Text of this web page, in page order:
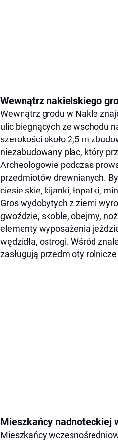
Wewnątrz nakielskiego
Wewnątrz grodu w Nakle
ulic biegnących ze wschodu
szerokości około 2,5 m
niezabudowany plac, który
Archeologowie podczas
przedmiotów drewnianych.
ciesielskie, kijanki, łopatki,
Gros wydobytych z ziemi
gwoździe, skoble, obejmy,
elementy wyposażenia
wędzidła, ostrogi. Wśród
zasługują przedmioty
Mieszkańcy nadnoteckiej
Mieszkańcy